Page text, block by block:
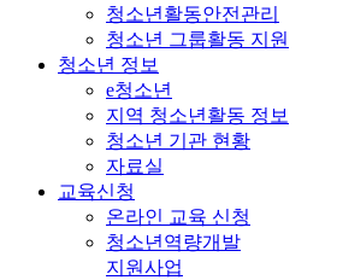
청소년활동안전관리
청소년 그룹활동 지원
청소년 정보
e청소년
지역 청소년활동 정보
청소년 기관 현황
자료실
교육신청
온라인 교육 신청
청소년역량개발
지원사업